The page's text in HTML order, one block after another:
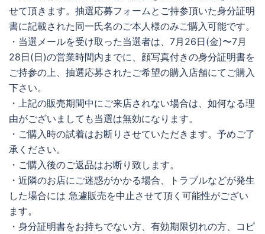
せて頂きます。抽選応募フォームとご持参頂いた身分証明
書に記載された同一氏名のご本人様のみご購入可能です。
・当選メールを受け取った当選者は、7月26日(金)〜7月
28日(日)の営業時間内までに、顔写真付きの身分証明書を
ご持参の上、抽選応募されたご希望の購入店舗にてご購入
下さい。
・上記の販売期間中にご来店されない場合は、如何なる理
由がございましても当選は無効になります。
・ご購入時の試着はお断りさせていただきます。予めご了
承ください。
・ご購入後のご返品はお断り致します。
・近隣のお店にご迷惑がかかる場合、トラブルなどが発生
した場合には 急遽販売を中止させて頂く可能性がござい
ます。
・身分証明書をお持ちでない方、有効期限切れの方、コピ